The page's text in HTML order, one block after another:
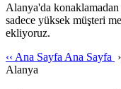
Alanya'da
sadece yüksek müşteri
ekliyoruz.
‹‹ Ana Sayfa Ana Sayfa ›
Alanya